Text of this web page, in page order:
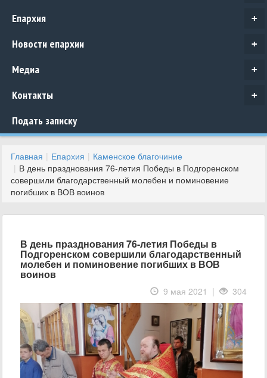
+
Епархия
+
Новости епархии
+
Медиа
+
Контакты
Подать записку
Главная Епархия
Каменское благочиние
В день празднования 76-летия Победы в Подгоренском
совершили благодарственный молебен и поминовение
погибших в ВОВ воинов
В день празднования 76-летия Победы в
Подгоренском совершили благодарственный
молебен и поминовение погибших в ВОВ
воинов
9 мая 2021 | 304